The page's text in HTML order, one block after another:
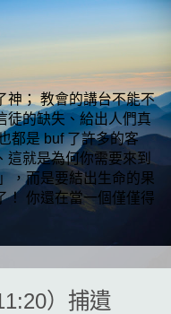
神； 教會的講台不能不
徒的缺失、給出人們真
都是 buf 了許多的客
這就是為何你需要來到
，而是要結出生命的果
！ 你還在當一個僅僅得
）捕遺